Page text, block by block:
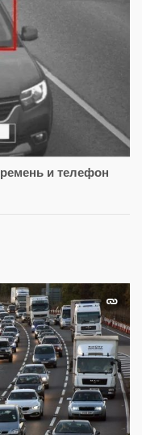
и телефон